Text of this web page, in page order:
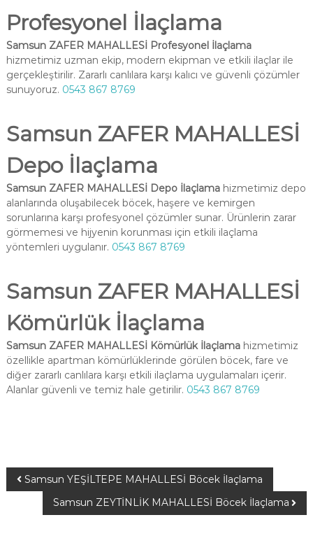
Profesyonel İlaçlama
Samsun ZAFER MAHALLESİ Profesyonel İlaçlama
hizmetimiz uzman ekip, modern ekipman ve etkili ilaçlar ile
gerçekleştirilir. Zararlı canlılara karşı kalıcı ve güvenli çözümler
sunuyoruz. 0543 867 8769
Samsun ZAFER MAHALLESİ
Depo İlaçlama
Samsun ZAFER MAHALLESİ Depo İlaçlamahizmetimiz depo
alanlarında oluşabilecek böcek, haşere ve kemirgen
sorunlarına karşı profesyonel çözümler sunar. Ürünlerin zarar
görmemesi ve hijyenin korunması için etkili ilaçlama
yöntemleri uygulanır. 0543 867 8769
Samsun ZAFER MAHALLESİ
Kömürlük İlaçlama
Samsun ZAFER MAHALLESİ Kömürlük İlaçlamahizmetimiz
özellikle apartman kömürlüklerinde görülen böcek, fare ve
diğer zararlı canlılara karşı etkili ilaçlama uygulamaları içerir.
Alanlar güvenli ve temiz hale getirilir. 0543 867 8769
Samsun YEŞİLTEPE MAHALLESİ Böcek İlaçlama
Samsun ZEYTİNLİK MAHALLESİ Böcek İlaçlama